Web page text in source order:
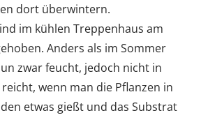
dort überwintern.
im kühlen Treppenhaus am
Anders als im Sommer
zwar feucht, jedoch nicht in
wenn man die Pflanzen in
etwas gießt und das Substrat